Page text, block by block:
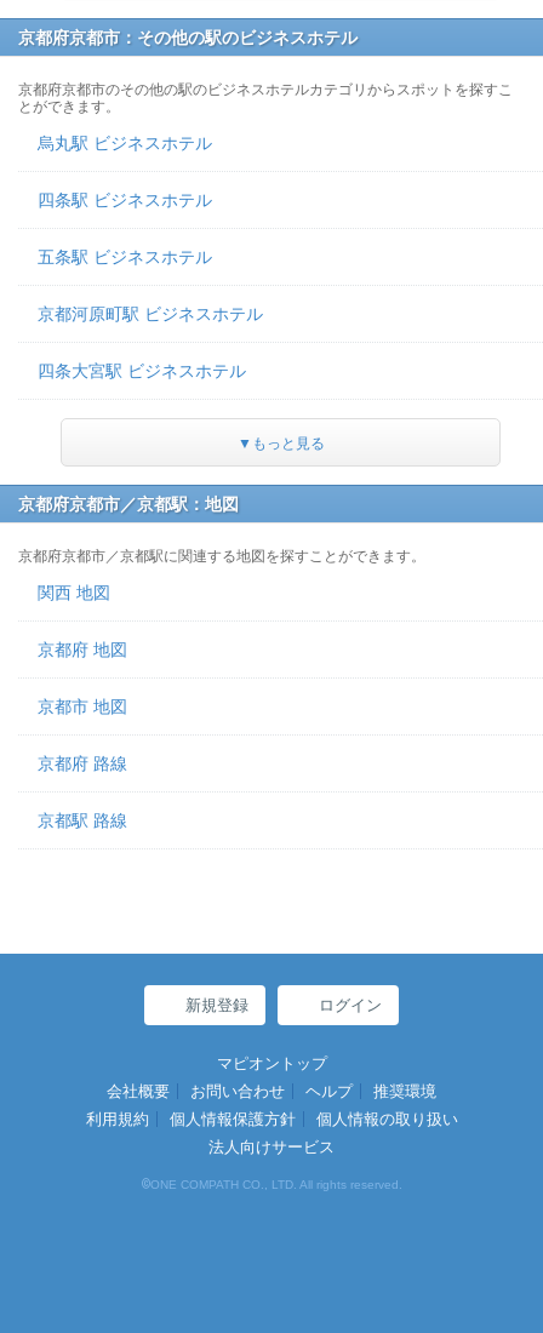
京都府京都市：その他の駅のビジネスホテル
京都府京都市のその他の駅のビジネスホテルカテゴリからスポットを探すこ
とができます。
烏丸駅 ビジネスホテル
四条駅 ビジネスホテル
五条駅 ビジネスホテル
京都河原町駅 ビジネスホテル
四条大宮駅 ビジネスホテル
▼もっと見る
京都府京都市／京都駅：地図
京都府京都市／京都駅に関連する地図を探すことができます。
関西 地図
京都府 地図
京都市 地図
京都府 路線
京都駅 路線
新規登録 ログイン
マピオントップ
会社概要
お問い合わせ ヘルプ
推奨環境
利用規約
個人情報保護方針
個人情報の取り扱い
法人向けサービス
©ONE COMPATH CO., LTD. All rights reserved.